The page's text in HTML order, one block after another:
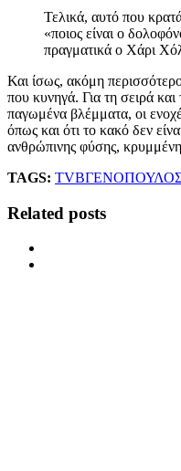
Τελικά, αυτό που
«ποιος είναι ο
πραγματικά ο Χάρι
Και ίσως, ακόμη
που κυνηγά. Για τη σειρά
παγωμένα βλέμματα, οι
όπως και ότι το κακό δεν
ανθρώπινης φύσης,
TAGS: TV
Related posts